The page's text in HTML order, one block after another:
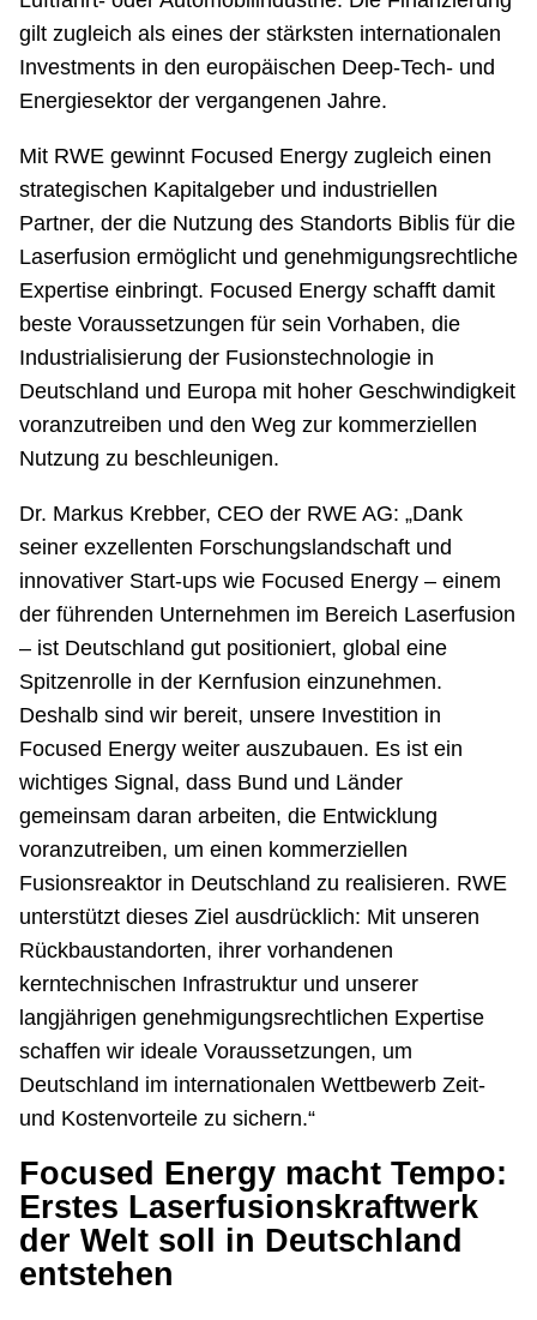
gilt zugleich als eines der stärksten internationalen
Investments in den europäischen Deep-Tech- und
Energiesektor der vergangenen Jahre.
Mit RWE gewinnt Focused Energy zugleich einen
strategischen Kapitalgeber und industriellen
Partner, der die Nutzung des Standorts Biblis für die
Laserfusion ermöglicht und genehmigungsrechtliche
Expertise einbringt. Focused Energy schafft damit
beste Voraussetzungen für sein Vorhaben, die
Industrialisierung der Fusionstechnologie in
Deutschland und Europa mit hoher Geschwindigkeit
voranzutreiben und den Weg zur kommerziellen
Nutzung zu beschleunigen.
Dr. Markus Krebber, CEO der RWE AG: „Dank
seiner exzellenten Forschungslandschaft und
innovativer Start-ups wie Focused Energy – einem
der führenden Unternehmen im Bereich Laserfusion
– ist Deutschland gut positioniert, global eine
Spitzenrolle in der Kernfusion einzunehmen.
Deshalb sind wir bereit, unsere Investition in
Focused Energy weiter auszubauen. Es ist ein
wichtiges Signal, dass Bund und Länder
gemeinsam daran arbeiten, die Entwicklung
voranzutreiben, um einen kommerziellen
Fusionsreaktor in Deutschland zu realisieren. RWE
unterstützt dieses Ziel ausdrücklich: Mit unseren
Rückbaustandorten, ihrer vorhandenen
kerntechnischen Infrastruktur und unserer
langjährigen genehmigungsrechtlichen Expertise
schaffen wir ideale Voraussetzungen, um
Deutschland im internationalen Wettbewerb Zeit-
und Kostenvorteile zu sichern.“
Focused Energy macht Tempo:
Erstes Laserfusionskraftwerk
der Welt soll in Deutschland
entstehen